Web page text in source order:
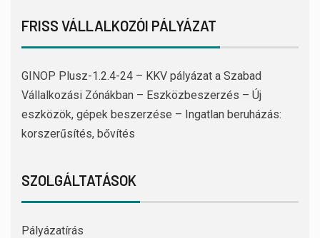
FRISS VÁLLALKOZÓI PÁLYÁZAT
GINOP Plusz-1.2.4-24 – KKV pályázat a Szabad
Vállalkozási Zónákban – Eszközbeszerzés – Új
eszközök, gépek beszerzése – Ingatlan beruházás:
korszerűsítés, bővítés
SZOLGÁLTATÁSOK
Pályázatírás